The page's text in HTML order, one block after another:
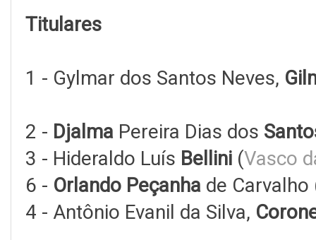
Titulares
1 - Gylmar dos Santos Neves,
2 - Djalma Pereira Dias dos
3 - Hideraldo Luís Bellini (Vasco
6 - Orlando Peçanha de Carvalho
4 - Antônio Evanil da Silva,